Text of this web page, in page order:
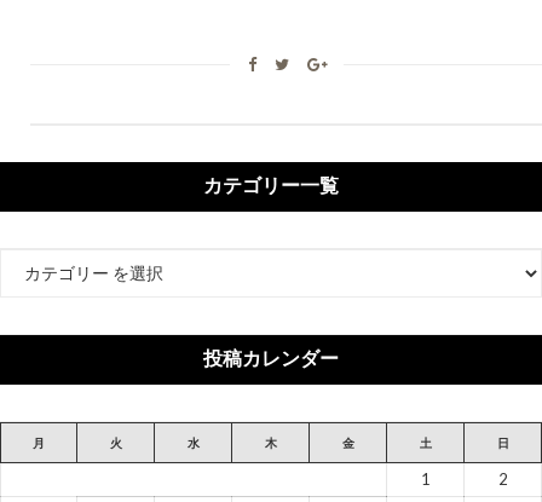
カテゴリー一覧
リ
投稿カレンダー
月 火 水 木 金 土 日
1
2